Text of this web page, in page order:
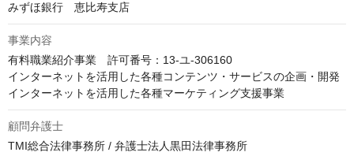
みずほ銀行　恵比寿支店
事業内容
有料職業紹介事業　許可番号：13-ユ-306160
インターネットを活用した各種コンテンツ・サービスの企画・開発
インターネットを活用した各種マーケティング支援事業
顧問弁護士
TMI総合法律事務所 / 弁護士法人黒田法律事務所